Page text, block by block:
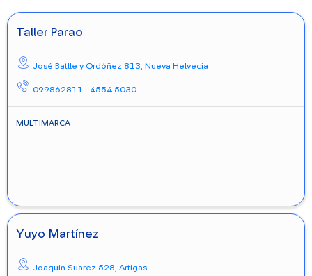
Taller Parao
José Batlle y Ordóñez 813, Nueva Helvecia
099862811 - 4554 5030
MULTIMARCA
Yuyo Martínez
Joaquin Suarez 528, Artigas